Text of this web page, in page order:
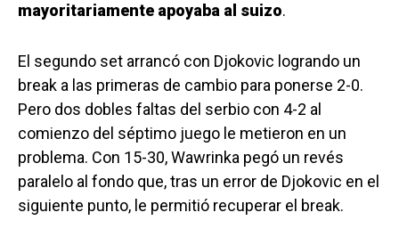
mayoritariamente apoyaba al suizo.
El segundo set arrancó con Djokovic logrando un
break a las primeras de cambio para ponerse 2-0.
Pero dos dobles faltas del serbio con 4-2 al
comienzo del séptimo juego le metieron en un
problema. Con 15-30, Wawrinka pegó un revés
paralelo al fondo que, tras un error de Djokovic en el
siguiente punto, le permitió recuperar el break.